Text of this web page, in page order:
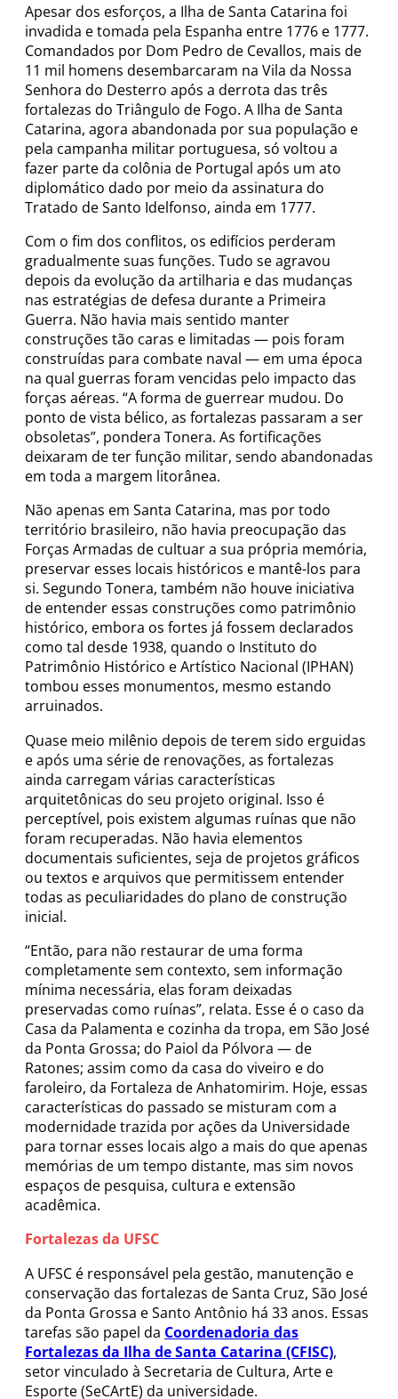
Apesar dos esforços, a Ilha de Santa Catarina foi
invadida e tomada pela Espanha entre 1776 e 1777.
Comandados por Dom Pedro de Cevallos, mais de
11 mil homens desembarcaram na Vila da Nossa
Senhora do Desterro após a derrota das três
fortalezas do Triângulo de Fogo. A Ilha de Santa
Catarina, agora abandonada por sua população e
pela campanha militar portuguesa, só voltou a
fazer parte da colônia de Portugal após um ato
diplomático dado por meio da assinatura do
Tratado de Santo Idelfonso, ainda em 1777.
Com o fim dos conflitos, os edifícios perderam
gradualmente suas funções. Tudo se agravou
depois da evolução da artilharia e das mudanças
nas estratégias de defesa durante a Primeira
Guerra. Não havia mais sentido manter
construções tão caras e limitadas — pois foram
construídas para combate naval — em uma época
na qual guerras foram vencidas pelo impacto das
forças aéreas. “A forma de guerrear mudou. Do
ponto de vista bélico, as fortalezas passaram a ser
obsoletas”, pondera Tonera. As fortificações
deixaram de ter função militar, sendo abandonadas
em toda a margem litorânea.
Não apenas em Santa Catarina, mas por todo
território brasileiro, não havia preocupação das
Forças Armadas de cultuar a sua própria memória,
preservar esses locais históricos e mantê-los para
si. Segundo Tonera, também não houve iniciativa
de entender essas construções como patrimônio
histórico, embora os fortes já fossem declarados
como tal desde 1938, quando o Instituto do
Patrimônio Histórico e Artístico Nacional (IPHAN)
tombou esses monumentos, mesmo estando
arruinados.
Quase meio milênio depois de terem sido erguidas
e após uma série de renovações, as fortalezas
ainda carregam várias características
arquitetônicas do seu projeto original. Isso é
perceptível, pois existem algumas ruínas que não
foram recuperadas. Não havia elementos
documentais suficientes, seja de projetos gráficos
ou textos e arquivos que permitissem entender
todas as peculiaridades do plano de construção
inicial.
“Então, para não restaurar de uma forma
completamente sem contexto, sem informação
mínima necessária, elas foram deixadas
preservadas como ruínas”, relata. Esse é o caso da
Casa da Palamenta e cozinha da tropa, em São José
da Ponta Grossa; do Paiol da Pólvora — de
Ratones; assim como da casa do viveiro e do
faroleiro, da Fortaleza de Anhatomirim. Hoje, essas
características do passado se misturam com a
modernidade trazida por ações da Universidade
para tornar esses locais algo a mais do que apenas
memórias de um tempo distante, mas sim novos
espaços de pesquisa, cultura e extensão
acadêmica.
Fortalezas da UFSC
A UFSC é responsável pela gestão, manutenção e
conservação das fortalezas de Santa Cruz, São José
da Ponta Grossa e Santo Antônio há 33 anos. Essas
tarefas são papel da Coordenadoria das
Fortalezas da Ilha de Santa Catarina (CFISC),
setor vinculado à Secretaria de Cultura, Arte e
Esporte (SeCArtE) da universidade.